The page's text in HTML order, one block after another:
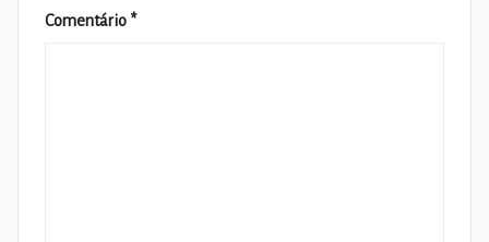
Comentário *